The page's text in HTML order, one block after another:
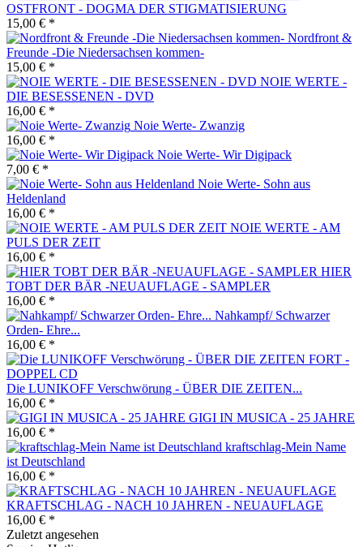
OSTFRONT - DOGMA DER STIGMATISIERUNG
15,00 € *
Nordfront &
Freunde -Die Niedersachsen kommen-
15,00 € *
NOIE WERTE -
DIE BESESSENEN - DVD
16,00 € *
Noie Werte- Zwanzig
16,00 € *
Noie Werte- Wir Digipack
7,00 € *
Noie Werte- Sohn aus
Heldenland
16,00 € *
NOIE WERTE - AM
PULS DER ZEIT
16,00 € *
HIER
TOBT DER BÄR -NEUAUFLAGE - SAMPLER
16,00 € *
Nahkampf/ Schwarzer
Orden- Ehre...
16,00 € *
Die LUNIKOFF Verschwörung - ÜBER DIE ZEITEN...
16,00 € *
GIGI IN MUSICA - 25 JAHRE
16,00 € *
kraftschlag-Mein Name
ist Deutschland
16,00 € *
KRAFTSCHLAG - NACH 10 JAHREN - NEUAUFLAGE
16,00 € *
Zuletzt angesehen